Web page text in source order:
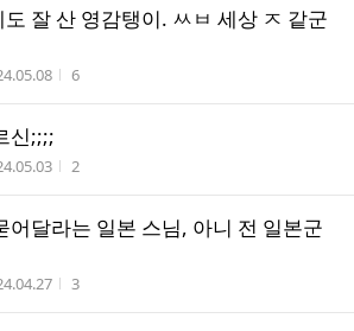
잘 산 영감탱이. ㅆㅂ 세상 ㅈ 같군
성시간 조회수
6
신;;;;
성시간 조회수
2
어달라는 일본 스님, 아니 전 일본군
성시간 조회수
3